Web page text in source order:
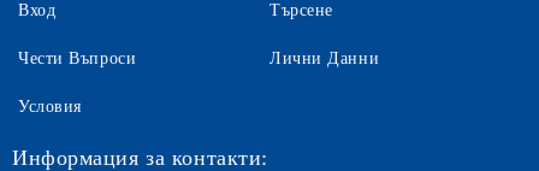
Вход
Чести Въпроси
Търсене
Лични Данни
Условия
Информация за контакти: